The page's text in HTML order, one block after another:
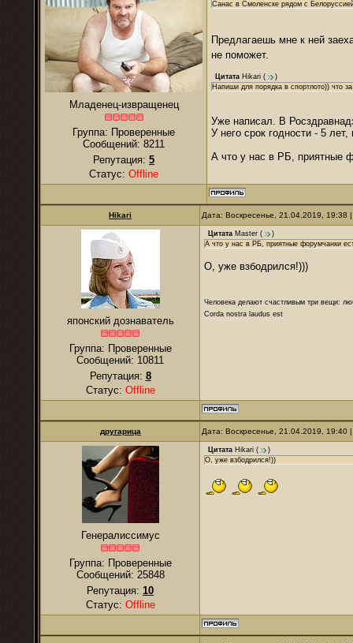
Младенец-извращенец
Группа: Проверенные
Сообщений: 8211
Репутация: 5
Статус: Offline
Санас в Смоленске рядом с
Предлагаешь мне к ней
не поможет.
Цитата Hikari (
)
Напиши для порядка в спортлото)) что
Уже написал. В
У него срок годности - 5
А что у нас в РБ, приятные
Hikari Дата: Воскресенье, 21.04.2019,
японский дознаватель
Группа: Проверенные
Сообщений: 10811
Репутация: 8
Статус: Offline
Цитата Master (
)
А что у нас в РБ, приятные форумчанки
О, уже взбодрился!)))
Человека делают счастливым три вещи:
Corda nostra laudus est
другарица Дата: Воскресенье, 21.04.2019,
Генералиссимус
Группа: Проверенные
Сообщений: 25848
Репутация: 10
Статус: Offline
Цитата Hikari (
)
О, уже взбодрился!))